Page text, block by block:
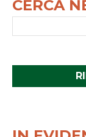
CERCA